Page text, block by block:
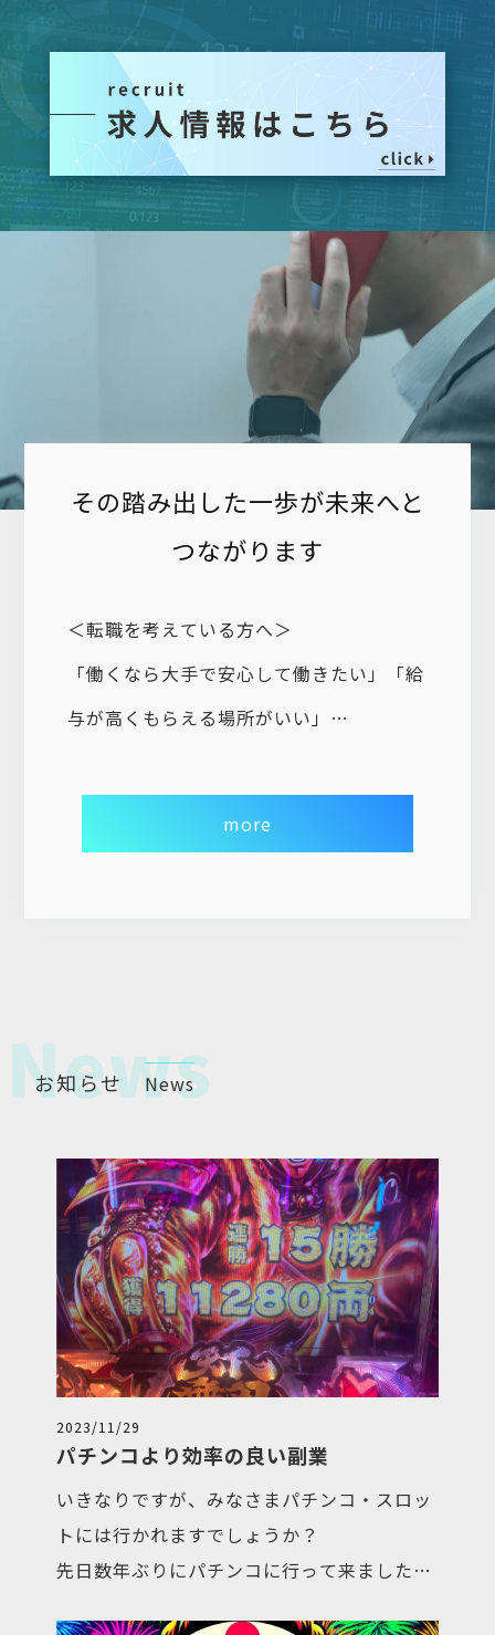
な通信プランやご家庭に沿ったランニングコスト
の見直しの提案を行ってまいります。
現在はお客様に喜んでもらえる、役に立てること
でやりがいを感じられる方、業務委託で営業のノ
ウハウを活かしたい方に向けて求人しておりま
東近江市・近江八幡市で正社員・業務委託の求人
をお探しの方はお問い合わせください。
通信業界は日々変化が大きいので、業界に詳し
い取次会社が必要になってきます。
その中でも弊社はお客様に「ここに任せてよか
った」といわれる集団でありたいと思っており
ます。
そのためにも日々、知識を身に着け成長が必要
になりますが、弊社では万全の研修体制と困っ
たときのフォロー環境を整えています。
キャリアアップを考えている方、正社員で経験
を積み独立を考えている方、お気軽にご応募く
社でありたいと考えていますので皆様のご来訪
お待ちしております。
その踏み出した一歩が未来へと
つながります
＜転職を考えている方へ＞
「働くなら大手で安心して働きたい」「給
与が高くもらえる場所がいい」
いと体を壊してしまい、結果的に長く働く
現状に満足できていないあなた。
か？
「営業職は不安…」
「業務委託なんてやったことがない」
「やりがいのある求人が見つからない」
そんな不安がある方も是非お気軽にご連絡
ください。
“株式会社Prime Advisor（プライムアド
バイザー）”ではあなたをサポートし成長
させることを約束します。
more
お知らせ News
2023/11/29
パチンコより効率の良い副業
いきなりですが、みなさまパチンコ・スロッ
トには行かれますでしょうか？
先日数年ぶりにパチンコに行って来ました。